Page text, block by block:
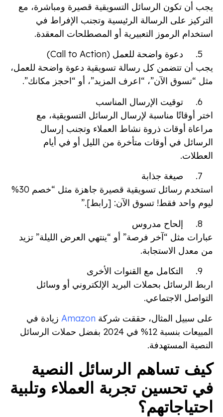
يجب أن تكون الرسائل التسويقية قصيرة ومباشرة، مع
التركيز على الرسالة الرئيسية وتجنب الإفراط في
استخدام الرموز التعبيرية أو المصطلحات المعقدة.
دعوة واضحة للعمل (Call to Action)
يجب أن تتضمن كل رسالة تسويقية دعوة واضحة للعمل،
مثل “تسوق الآن”، “اعرف المزيد”، أو “احجز مكانك”.
توقيت الإرسال المناسب
اختر أوقاتًا مناسبة لإرسال الرسائل التسويقية، مع
مراعاة أوقات ذروة نشاط العملاء وتجنب إرسال
الرسائل في أوقات متأخرة من الليل أو في أيام
العطلات.
صيغة جذابة
استخدم رسائل تسويقية قصيرة جاهزة مثل “خصم 30%
ليوم واحد فقط! تسوق الآن: [رابط].”
إلحاح مدروس
عبارات مثل “آخر فرصة” أو “ينتهي العرض الليلة” تزيد
من معدل الاستجابة.
التكامل مع القنوات الأخرى
اربط الرسائل بحملات البريد الإلكتروني أو وسائل
التواصل الاجتماعي.
على سبيل المثال، حققت شركة Amazon زيادة في
المبيعات بنسبة 12% في 2024 بفضل حملات الرسائل
النصية المستهدفة.
كيف تساهم الرسائل النصية
في تحسين تجربة العملاء وتلبية
احتياجاتهم؟